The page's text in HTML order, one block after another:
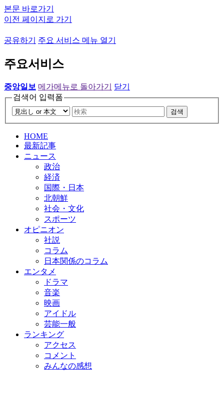
본문 바로가기
이전 페이지로 가기
공유하기 주요 서비스 메뉴 열기
주요서비스
중앙일보 메가메뉴로 돌아가기
닫기
검색어 입력폼
검색
HOME
最新記事
ニュース
政治
経済
国際・日本
北朝鮮
社会・文化
スポーツ
オピニオン
社説
コラム
日本関係のコラム
エンタメ
ドラマ
音楽
映画
アイドル
芸能一般
ランキング
アクセス
コメント
みんなの感想